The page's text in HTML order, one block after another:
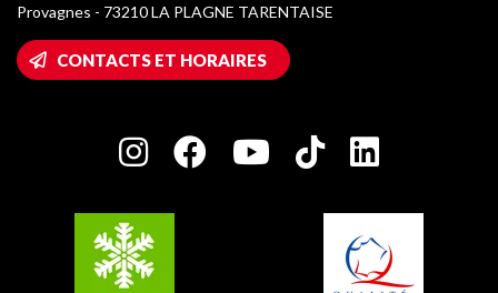
Logos La Plagne
Accès Wifi
Maison des Propriétaires
Charte des Acteurs Engagés
Plagne 1800
Plagne Villages
Plagne Aime 2000
Provagnes - 73210 LA PLAGNE TARENTAISE
CONTACTS ET HORAIRES